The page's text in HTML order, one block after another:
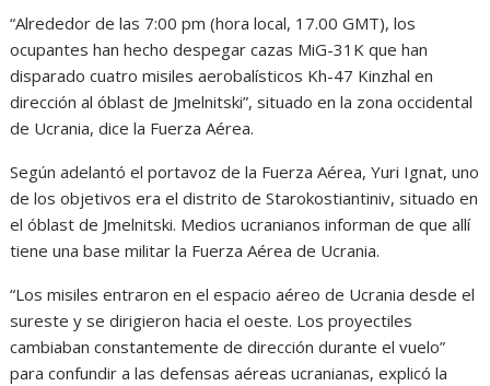
“Alrededor de las 7:00 pm (hora local, 17.00 GMT), los
ocupantes han hecho despegar cazas MiG-31K que han
disparado cuatro misiles aerobalísticos Kh-47 Kinzhal en
dirección al óblast de Jmelnitski”, situado en la zona occidental
de Ucrania, dice la Fuerza Aérea.
Según adelantó el portavoz de la Fuerza Aérea, Yuri Ignat, uno
de los objetivos era el distrito de Starokostiantiniv, situado en
el óblast de Jmelnitski. Medios ucranianos informan de que allí
tiene una base militar la Fuerza Aérea de Ucrania.
“Los misiles entraron en el espacio aéreo de Ucrania desde el
sureste y se dirigieron hacia el oeste. Los proyectiles
cambiaban constantemente de dirección durante el vuelo”
para confundir a las defensas aéreas ucranianas, explicó la